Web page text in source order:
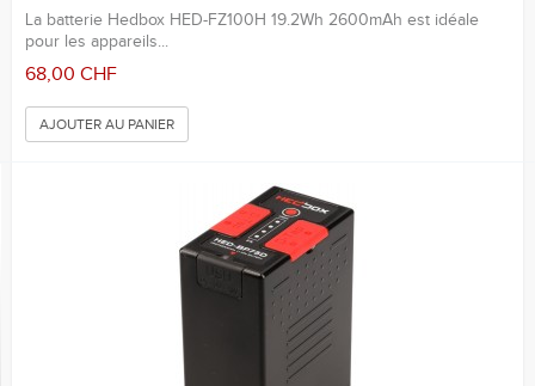
La batterie Hedbox HED-FZ100H 19.2Wh 2600mAh est idéale
pour les appareils...
68,00 CHF
AJOUTER AU PANIER